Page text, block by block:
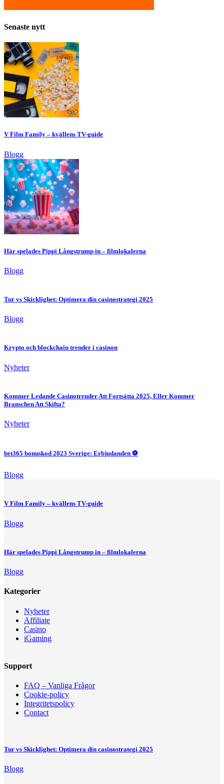
Senaste nytt
V Film Family – kvällens TV-guide
Blogg
Här spelades Pippi Långstrump in – filmlokalerna
Blogg
Tur vs Skicklighet: Optimera din casinostrategi 2025
Blogg
Krypto och blockchain trender i casinon
Nyheter
Kommer Ledande Casinotrender Att Fortsätta 2025, Eller Kommer
Branschen Att Skifta?
Nyheter
bet365 bonuskod 2023 Sverige: Erbjudanden ⚽
Blogg
V Film Family – kvällens TV-guide
Blogg
Här spelades Pippi Långstrump in – filmlokalerna
Blogg
Kategorier
Nyheter
Affiliate
Casino
iGaming
Support
FAQ – Vanliga Frågor
Cookie-policy
Integritetspolicy
Contact
Tur vs Skicklighet: Optimera din casinostrategi 2025
Blogg